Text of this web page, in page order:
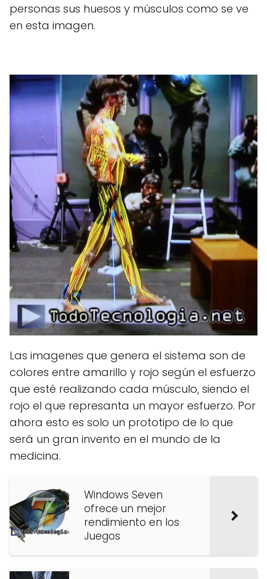
personas sus huesos y músculos como se ve
en esta imagen.
Las imagenes que genera el sistema son de
colores entre amarillo y rojo según el esfuerzo
que esté realizando cada músculo, siendo el
rojo el que represanta un mayor esfuerzo. Por
ahora esto es solo un prototipo de lo que
será un gran invento en el mundo de la
medicina.
Windows Seven
ofrece un mejor
rendimiento en los
Juegos